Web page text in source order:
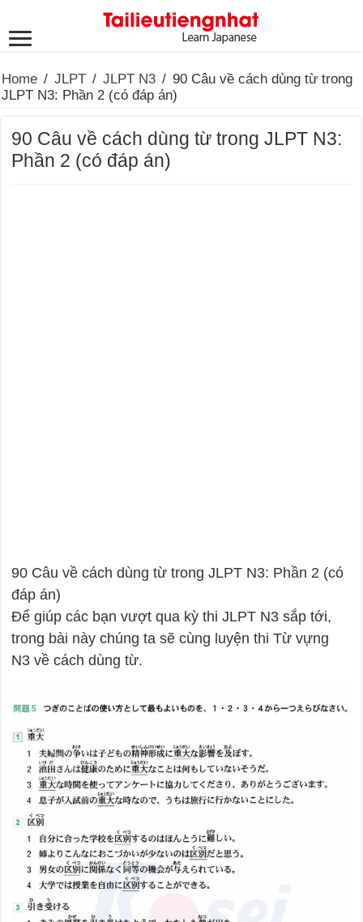
Home / JLPT / JLPT N3 / 90 Câu về cách dùng từ trong
JLPT N3: Phần 2 (có đáp án)
90 Câu về cách dùng từ trong JLPT N3:
Phần 2 (có đáp án)
90 Câu về cách dùng từ trong JLPT N3: Phần 2 (có
đáp án)
Để giúp các bạn vượt qua kỳ thi JLPT N3 sắp tới,
trong bài này chúng ta sẽ cùng luyện thi Từ vựng
N3 về cách dùng từ.